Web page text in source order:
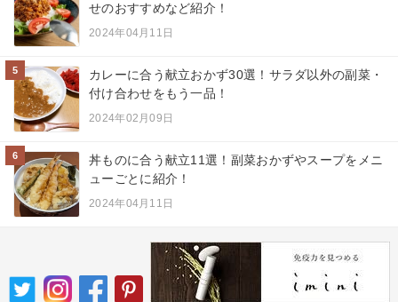
せのおすすめなど紹介！
2024年04月11日
5
カレーに合う献立おかず30選！サラダ以外の副菜・
付け合わせをもう一品！
2024年02月09日
6
丼ものに合う献立11選！副菜おかずやスープをメニ
ューごとに紹介！
2024年04月11日